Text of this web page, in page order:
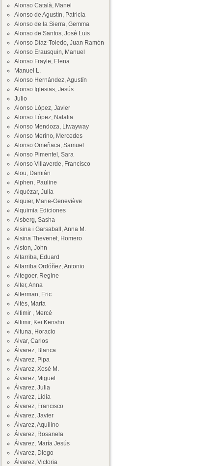
Alonso Català, Manel
Alonso de Agustín, Patricia
Alonso de la Sierra, Gemma
Alonso de Santos, José Luis
Alonso Díaz-Toledo, Juan Ramón
Alonso Erausquin, Manuel
Alonso Frayle, Elena
Manuel L.
Alonso Hernández, Agustín
Alonso Iglesias, Jesús
Julio
Alonso López, Javier
Alonso López, Natalia
Alonso Mendoza, Liwayway
Alonso Merino, Mercedes
Alonso Omeñaca, Samuel
Alonso Pimentel, Sara
Alonso Villaverde, Francisco
Alou, Damián
Alphen, Pauline
Alquézar, Julia
Alquier, Marie-Geneviève
Alquimia Ediciones
Alsberg, Sasha
Alsina i Garsaball, Anna M.
Alsina Thevenet, Homero
Alston, John
Altarriba, Eduard
Altarriba Ordóñez, Antonio
Altegoer, Regine
Alter, Anna
Alterman, Eric
Altés, Marta
Altimir , Mercé
Altimir, Kei Kensho
Altuna, Horacio
Alvar, Carlos
Álvarez, Blanca
Álvarez, Pipa
Álvarez, Xosé M.
Álvarez, Miguel
Álvarez, Julia
Álvarez, Lidia
Álvarez, Francisco
Álvarez, Javier
Álvarez, Aquilino
Álvarez, Rosanela
Álvarez, María Jesús
Álvarez, Diego
Álvarez, Victoria